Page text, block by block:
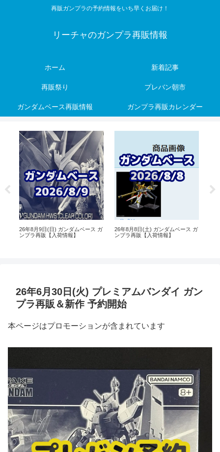
再販ガンプラの予約情報をいち早くお届け！
リーチャのガンプラ再販情報
ホーム 新着記事
再販祭り プレバン朝市
ガンダムベース再販情報 ガンプラ再販カレンダー
26年8月9日(日) ガンダムベース ガ
ンプラ再販【入荷情報】
26年8月8日(土) ガンダムベース ガ
ンプラ再販【入荷情報】
26年6月30日(火) プレミアムバンダイ ガン
プラ再販＆新作 予約開始
本ページはプロモーションが含まれています